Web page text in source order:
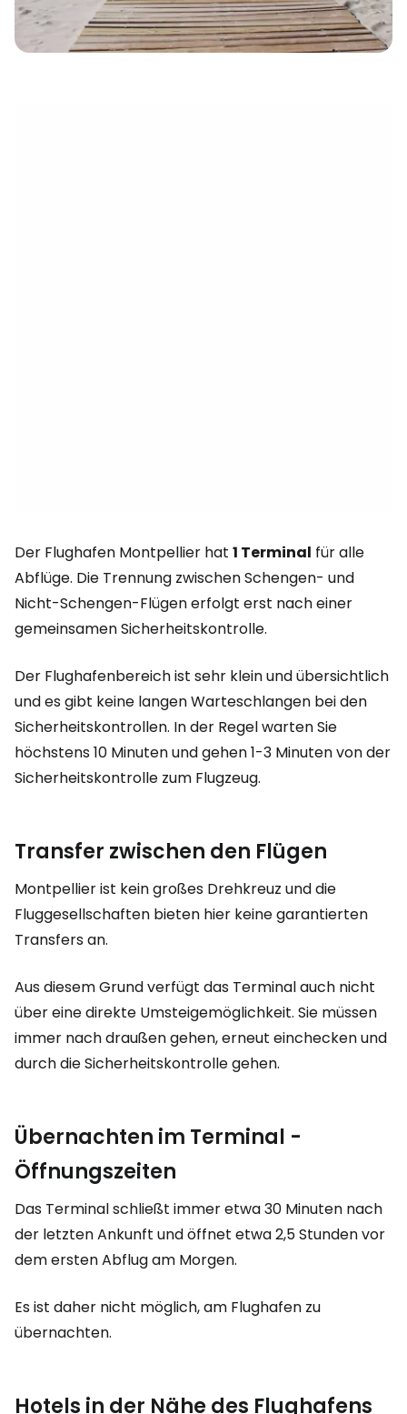
Der Flughafen Montpellier hat 1 Terminal für alle
Abflüge. Die Trennung zwischen Schengen- und
Nicht-Schengen-Flügen erfolgt erst nach einer
gemeinsamen Sicherheitskontrolle.
Der Flughafenbereich ist sehr klein und übersichtlich
und es gibt keine langen Warteschlangen bei den
Sicherheitskontrollen. In der Regel warten Sie
höchstens 10 Minuten und gehen 1-3 Minuten von der
Sicherheitskontrolle zum Flugzeug.
Transfer zwischen den Flügen
Montpellier ist kein großes Drehkreuz und die
Fluggesellschaften bieten hier keine garantierten
Transfers an.
Aus diesem Grund verfügt das Terminal auch nicht
über eine direkte Umsteigemöglichkeit. Sie müssen
immer nach draußen gehen, erneut einchecken und
durch die Sicherheitskontrolle gehen.
Übernachten im Terminal -
Öffnungszeiten
Das Terminal schließt immer etwa 30 Minuten nach
der letzten Ankunft und öffnet etwa 2,5 Stunden vor
dem ersten Abflug am Morgen.
Es ist daher nicht möglich, am Flughafen zu
übernachten.
Hotels in der Nähe des Flughafens